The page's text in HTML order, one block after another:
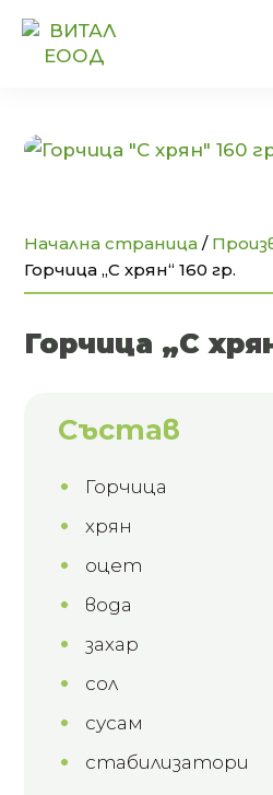
Начална страница /
Горчица „С хрян“ 160 гр.
Горчица „С
Състав
Горчица
хрян
оцет
вода
захар
сол
сусам
стабилизатори